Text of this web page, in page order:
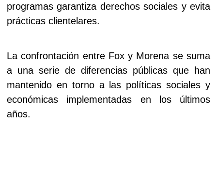
programas garantiza derechos sociales y evita
prácticas clientelares.
La confrontación entre Fox y Morena se suma
a una serie de diferencias públicas que han
mantenido en torno a las políticas sociales y
económicas implementadas en los últimos
años.